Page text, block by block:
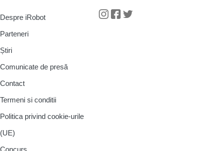
Despre iRobot
Parteneri
Știri
Comunicate de presă
Contact
Termeni si conditii
Politica privind cookie-urile
(UE)
InstagramFacebook